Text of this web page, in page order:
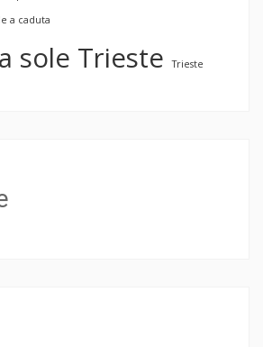
a caduta
sole Trieste Trieste